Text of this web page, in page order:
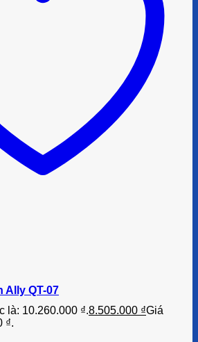
Ally QT-07
là: 10.260.000 ₫.8.505.000 ₫Giá
₫.